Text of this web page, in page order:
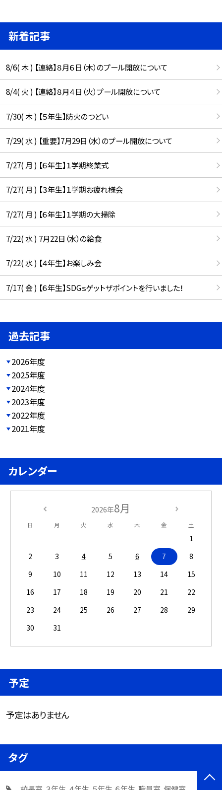
新着記事
8/6( 木 ) 【連絡】８月６日（木）のプール開放について
8/4( 火 ) 【連絡】８月４日（火）プール開放について
7/30( 木 ) 【５年生】防火のつどい
7/29( 水 ) 【重要】7月29日（水）のプール開放について
7/27( 月 ) 【６年生】１学期終業式
7/27( 月 ) 【３年生】１学期お疲れ様会
7/27( 月 ) 【６年生】１学期の大掃除
7/22( 水 ) 7月22日（水）の給食
7/22( 水 ) 【４年生】お楽しみ会
7/17( 金 ) 【６年生】SDGｓゲットザポイントを行いました！
過去記事
2026年度
2025年度
2024年度
2023年度
2022年度
2021年度
カレンダー
2026年8月
日 月 火 水 木 金 土
1
2
3 4 5 6 7
8
9
10 11 12 13 14
15
16
17 18 19 20 21
22
23
24 25 26 27 28
29
30
31
予定
予定はありません
タグ